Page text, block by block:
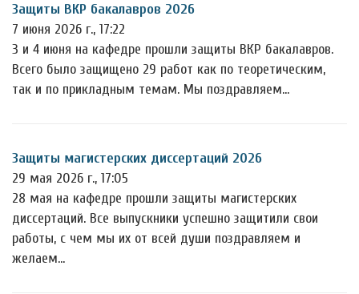
Защиты ВКР бакалавров 2026
7 июня 2026 г., 17:22
3 и 4 июня на кафедре прошли защиты ВКР бакалавров.
Всего было защищено 29 работ как по теоретическим,
так и по прикладным темам. Мы поздравляем…
Защиты магистерских диссертаций 2026
29 мая 2026 г., 17:05
28 мая на кафедре прошли защиты магистерских
диссертаций. Все выпускники успешно защитили свои
работы, с чем мы их от всей души поздравляем и
желаем…